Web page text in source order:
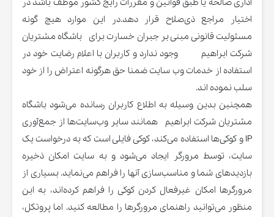
اختیار مراجع ذی‌صلاح قرار دهد.در این موارد هیچ گونه
مسئولیت قانونی مبنی بر جبران خسارت برای باشگاه مشتریان
شرکت ابراهیم وجود ندارد و کاربران با اعلام رضایت خود در
استفاده از خدمات وب سایت ضمنا حق هرگونه اعتراض را از خود
سلب نموده اند.
همچنین بدین وسیله به اطلاع کاربران رسانده می‌شود باشگاه
مشتریان شرکت ابراهیم همانند سایر وب‌سایت‌ها از جمع‌آوری
IP و کوکی‌ها استفاده می‌کند، کوکی فایلی است که به درخواست یک
سایت، توسط مرورگر ایجاد می‌شود و به سایت امکان ذخیره
بازدید‌های شما و مناسب‌سازی آنها را فراهم می‌نماید. بسیاری از
مرورگرها امکان غیرفعال کردن کوکی را فراهم کرده‌اند، به این
منظور می‌توانید راهنمای مرورگرها را مطالعه کنید. اما پروتکل،